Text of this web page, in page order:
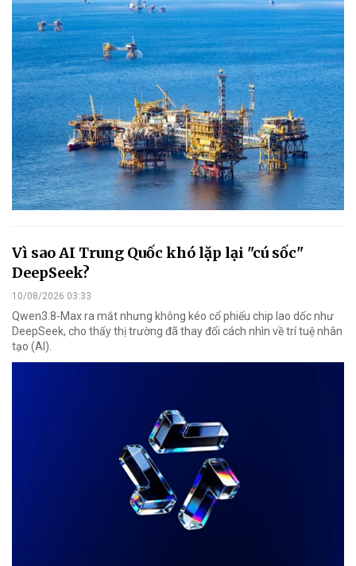
Vì sao AI Trung Quốc khó lặp lại "cú sốc"
DeepSeek?
10/08/2026 03:33
Qwen3.8-Max ra mắt nhưng không kéo cổ phiếu chip lao dốc như
DeepSeek, cho thấy thị trường đã thay đổi cách nhìn về trí tuệ nhân
tạo (AI).